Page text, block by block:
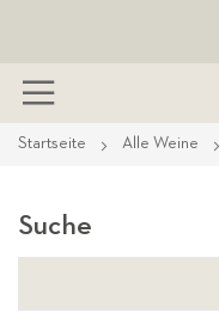
Zum
Startseite Alle Weine
Suche